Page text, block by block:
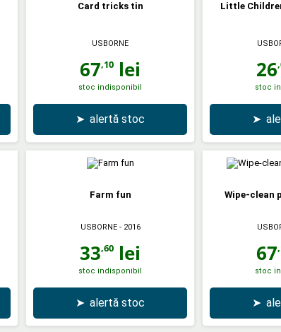
Card tricks tin
USBORNE
67,10 lei
stoc indisponibil
➤ alertă stoc
Little
26
stoc
➤
Farm fun
USBORNE- 2016
33,60 lei
stoc indisponibil
➤ alertă stoc
Wipe-clean
67
stoc
➤